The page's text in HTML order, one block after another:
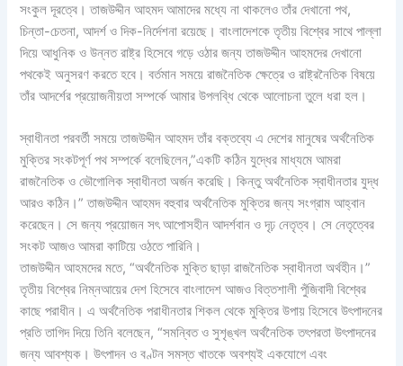
সংকুল দূরত্বে। তাজউদ্দীন আহমদ আমাদের মধ্যে না থাকলেও তাঁর দেখানো পথ,
চিন্তা-চেতনা, আদর্শ ও দিক-নির্দেশনা রয়েছে। বাংলাদেশকে তৃতীয় বিশ্বের সাথে পাল্লা
দিয়ে আধুনিক ও উন্নত রাষ্ট্র হিসেবে গড়ে ওঠার জন্য তাজউদ্দীন আহমদের দেখানো
পথকেই অনুসরণ করতে হবে। বর্তমান সময়ে রাজনৈতিক ক্ষেত্রে ও রাষ্ট্রনৈতিক বিষয়ে
তাঁর আদর্শের প্রয়োজনীয়তা সম্পর্কে আমার উপলব্ধি থেকে আলোচনা তুলে ধরা হল।
স্বাধীনতা পরবর্তী সময়ে তাজউদ্দীন আহমদ তাঁর বক্তব্যে এ দেশের মানুষের অর্থনৈতিক
মুক্তির সংকটপূর্ণ পথ সম্পর্কে বলেছিলেন,”একটি কঠিন যুদ্ধের মাধ্যমে আমরা
রাজনৈতিক ও ভৌগোলিক স্বাধীনতা অর্জন করেছি। কিন্তু অর্থনৈতিক স্বাধীনতার যুদ্ধ
আরও কঠিন।” তাজউদ্দীন আহমদ বহুবার অর্থনৈতিক মুক্তির জন্য সংগ্রাম আহ্বান
করেছেন। সে জন্য প্রয়োজন সৎ আপোসহীন আদর্শবান ও দৃঢ় নেতৃত্ব। সে নেতৃত্বের
সংকট আজও আমরা কাটিয়ে ওঠতে পারিনি।
তাজউদ্দীন আহমদের মতে, “অর্থনৈতিক মুক্তি ছাড়া রাজনৈতিক স্বাধীনতা অর্থহীন।”
তৃতীয় বিশ্বের নিম্নআয়ের দেশ হিসেবে বাংলাদেশ আজও বিত্তশালী পুঁজিবাদী বিশ্বের
কাছে পরাধীন। এ অর্থনৈতিক পরাধীনতার শিকল থেকে মুক্তির উপায় হিসেবে উৎপাদনের
প্রতি তাগিদ দিয়ে তিনি বলেছেন, “সমন্বিত ও সুশৃঙ্খল অর্থনৈতিক তৎপরতা উৎপাদনের
জন্য আবশ্যক। উৎপাদন ও বণ্টন সমস্ত খাতকে অবশ্যই একযোগে এবং